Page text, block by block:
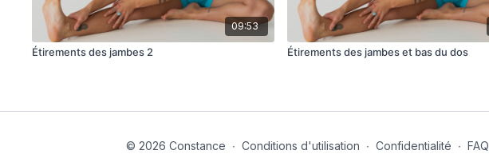
09:53
Étirements des jambes 2 Étirements des jambes et bas du dos
© 2026 Constance ∙ Conditions d'utilisation ∙ Confidentialité ∙ FAQ